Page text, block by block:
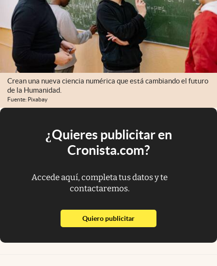
Crean una nueva ciencia numérica que está cambiando el futuro
de la Humanidad.
Fuente: Pixabay
¿Quieres publicitar en
Cronista.com?
Accede aquí, completa tus datos y te
contactaremos.
Quiero publicitarabre en nueva pestaña